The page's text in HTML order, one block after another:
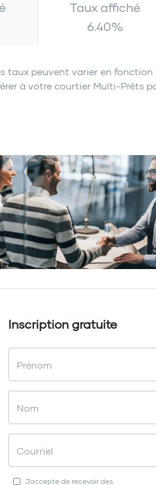
Taux affiché
6.40%
taux peuvent varier en fonction
à votre courtier Multi-Prêts
Inscription gratuite
J'accepte de recevoir des